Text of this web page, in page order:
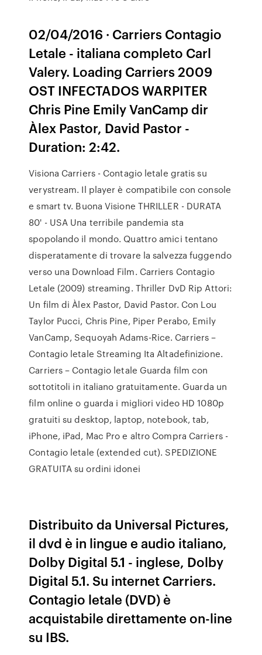
02/04/2016 · Carriers Contagio
Letale - italiana completo Carl
Valery. Loading Carriers 2009
OST INFECTADOS WARPITER
Chris Pine Emily VanCamp dir
Àlex Pastor, David Pastor -
Duration: 2:42.
Visiona Carriers - Contagio letale gratis su
verystream. Il player è compatibile con console
e smart tv. Buona Visione THRILLER - DURATA
80' - USA Una terribile pandemia sta
spopolando il mondo. Quattro amici tentano
disperatamente di trovare la salvezza fuggendo
verso una Download Film. Carriers Contagio
Letale (2009) streaming. Thriller DvD Rip Attori:
Un film di Àlex Pastor, David Pastor. Con Lou
Taylor Pucci, Chris Pine, Piper Perabo, Emily
VanCamp, Sequoyah Adams-Rice. Carriers –
Contagio letale Streaming Ita Altadefinizione.
Carriers – Contagio letale Guarda film con
sottotitoli in italiano gratuitamente. Guarda un
film online o guarda i migliori video HD 1080p
gratuiti su desktop, laptop, notebook, tab,
iPhone, iPad, Mac Pro e altro Compra Carriers -
Contagio letale (extended cut). SPEDIZIONE
GRATUITA su ordini idonei
Distribuito da Universal Pictures,
il dvd è in lingue e audio italiano,
Dolby Digital 5.1 - inglese, Dolby
Digital 5.1. Su internet Carriers.
Contagio letale (DVD) è
acquistabile direttamente on-line
su IBS.